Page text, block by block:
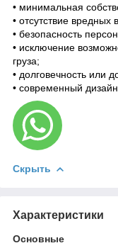
• минимальная
• отсутствие вредных
• безопасность
• исключение
груза;
• долговечность или
• современный
Скрыть
Характеристики
Основные